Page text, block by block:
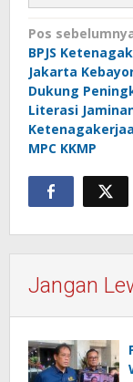
Navigasi
pos
Pos
BPJS
Jakarta
Dukung
Literasi
MPC KKMP
Jangan